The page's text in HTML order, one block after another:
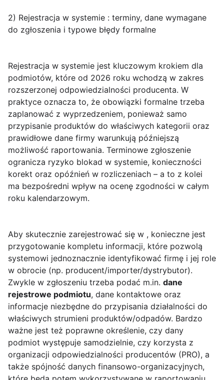
2) Rejestracja w systemie : terminy, dane wymagane
do zgłoszenia i typowe błędy formalne
Rejestracja w systemie jest kluczowym krokiem dla
podmiotów, które od 2026 roku wchodzą w zakres
rozszerzonej odpowiedzialności producenta. W
praktyce oznacza to, że obowiązki formalne trzeba
zaplanować z wyprzedzeniem, ponieważ samo
przypisanie produktów do właściwych kategorii oraz
prawidłowe dane firmy warunkują późniejszą
możliwość raportowania. Terminowe zgłoszenie
ogranicza ryzyko blokad w systemie, konieczności
korekt oraz opóźnień w rozliczeniach – a to z kolei
ma bezpośredni wpływ na ocenę zgodności w całym
roku kalendarzowym.
Aby skutecznie zarejestrować się w , konieczne jest
przygotowanie kompletu informacji, które pozwolą
systemowi jednoznacznie identyfikować firmę i jej role
w obrocie (np. producent/importer/dystrybutor).
Zwykle w zgłoszeniu trzeba podać m.in. dane
rejestrowe podmiotu, dane kontaktowe oraz
informacje niezbędne do przypisania działalności do
właściwych strumieni produktów/odpadów. Bardzo
ważne jest też poprawne określenie, czy dany
podmiot występuje samodzielnie, czy korzysta z
organizacji odpowiedzialności producentów (PRO), a
także spójność danych finansowo-organizacyjnych,